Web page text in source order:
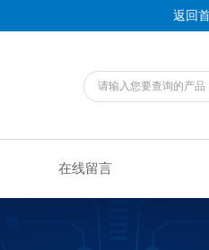
返回
在线留言